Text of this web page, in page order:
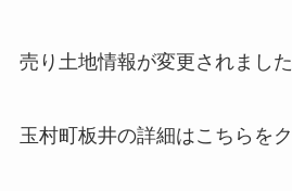
売り土地情報が変更されました
玉村町板井の詳細はこちらを